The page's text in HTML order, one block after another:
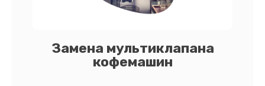
Замена мультиклапана
кофемашин